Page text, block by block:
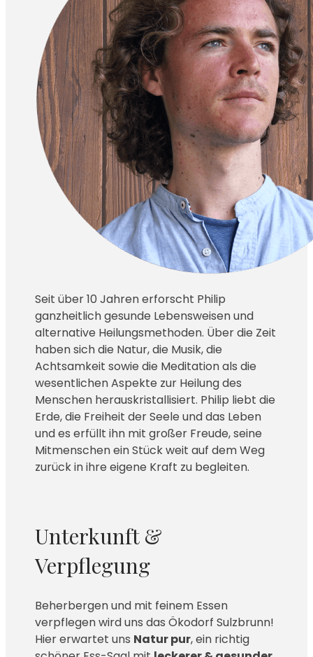
Seit über 10 Jahren erforscht Philip
ganzheitlich gesunde Lebensweisen und
alternative Heilungsmethoden. Über die Zeit
haben sich die Natur, die Musik, die
Achtsamkeit sowie die Meditation als die
wesentlichen Aspekte zur Heilung des
Menschen herauskristallisiert. Philip liebt die
Erde, die Freiheit der Seele und das Leben
und es erfüllt ihn mit großer Freude, seine
Mitmenschen ein Stück weit auf dem Weg
zurück in ihre eigene Kraft zu begleiten.
Unterkunft &
Verpflegung
Beherbergen und mit feinem Essen
verpflegen wird uns das Ökodorf Sulzbrunn!
Hier erwartet uns Natur pur, ein richtig